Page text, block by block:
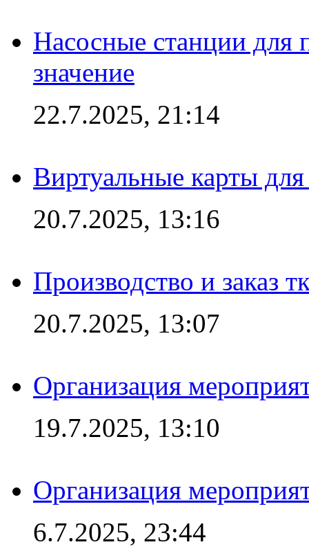
Насосные станции для
значение
22.7.2025, 21:14
Виртуальные карты
20.7.2025, 13:16
Производство и заказ
20.7.2025, 13:07
Организация
19.7.2025, 13:10
Организация
6.7.2025, 23:44